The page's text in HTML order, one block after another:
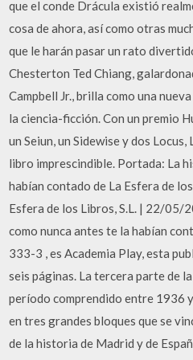
que el conde Drácula existió
cosa de ahora, así como otras
que le harán pasar un rato
Chesterton Ted Chiang,
Campbell Jr., brilla como una
la ciencia-ficción. Con un premio
un Seiun, un Sidewise y dos
libro imprescindible. Portada: La
habían contado de La Esfera de
Esfera de los Libros, S.L. | 22/05/
como nunca antes te la habían
333-3 , es Academia Play, esta
seis páginas. La tercera parte de
período comprendido entre 1936
en tres grandes bloques que se
de la historia de Madrid y de